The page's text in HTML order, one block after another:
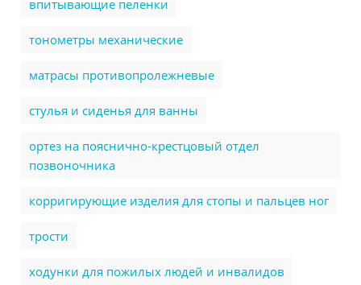
впитывающие пеленки
тонометры механические
матрасы противопролежневые
стулья и сиденья для ванны
ортез на пояснично-крестцовый отдел
позвоночника
корригирующие изделия для стопы и пальцев ног
трости
ходунки для пожилых людей и инвалидов